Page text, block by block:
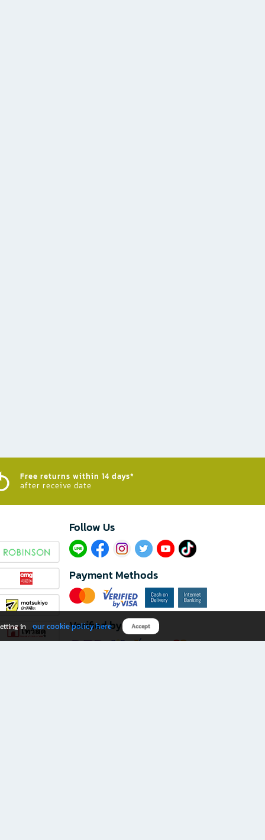
Free returns within 14 days*
after receive date
Follow Us​
Payment Methods
Verified by
in our cookie policy here Accept